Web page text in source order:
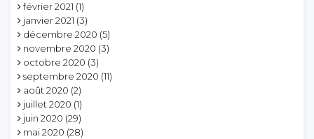
février 2021 (1)
janvier 2021 (3)
décembre 2020 (5)
novembre 2020 (3)
octobre 2020 (3)
septembre 2020 (11)
août 2020 (2)
juillet 2020 (1)
juin 2020 (29)
mai 2020 (28)